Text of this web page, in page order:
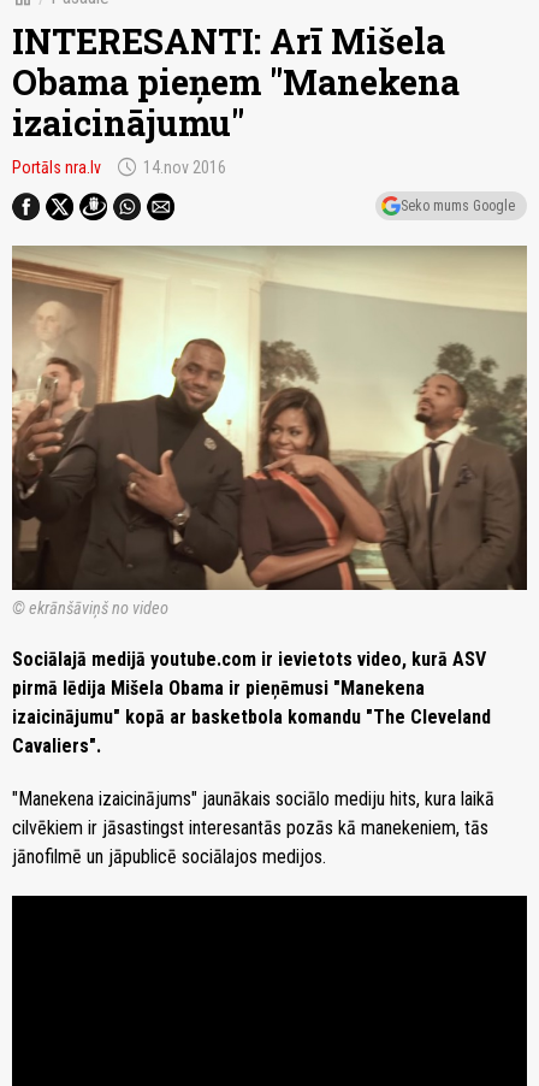
INTERESANTI: Arī Mišela
Obama pieņem "Manekena
izaicinājumu''
Portāls nra.lv schedule 14.nov 2016
Seko mums Google
© ekrānšāviņš no video
Sociālajā medijā youtube.com ir ievietots video, kurā ASV
pirmā lēdija Mišela Obama ir pieņēmusi "Manekena
izaicinājumu" kopā ar basketbola komandu "The Cleveland
Cavaliers".
"Manekena izaicinājums" jaunākais sociālo mediju hits, kura laikā
cilvēkiem ir jāsastingst interesantās pozās kā manekeniem, tās
jānofilmē un jāpublicē sociālajos medijos.